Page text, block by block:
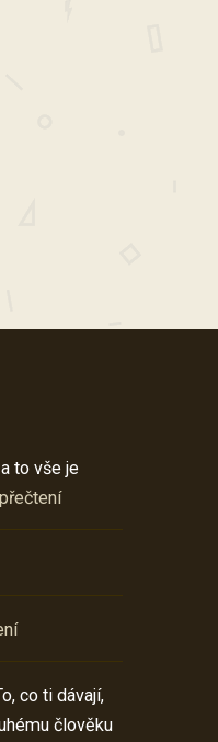
to vše je
co ti dávají,
člověku